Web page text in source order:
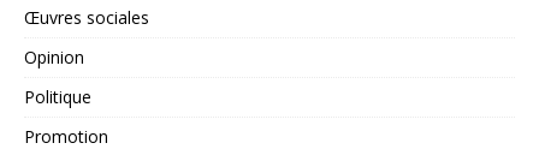
Œuvres sociales
Opinion
Politique
Promotion